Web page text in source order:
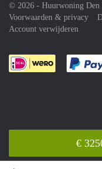
€
© 2026 - Huurwoning Den
Voorwaarden & privacy
Account verwijderen